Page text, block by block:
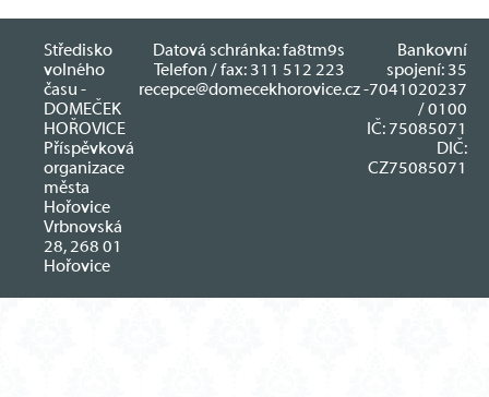
Středisko
volného
času -
DOMEČEK
HOŘOVICE
Příspěvková
organizace
města
Hořovice
Vrbnovská
28, 268 01
Hořovice
Datová schránka: fa8tm9s
Telefon / fax: 311 512 223
recepce@domecekhorovice.cz
Bankovní
spojení: 35
-7041020237
/ 0100
IČ: 75085071
DIČ:
CZ75085071